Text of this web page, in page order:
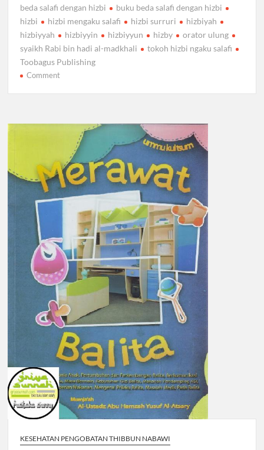
beda salafi dengan hizbi
buku beda salafi dengan hizbi
hizbi
hizbi mengaku salafi hizbi surruri
hizbiyah
hizbiyyah
hizbiyyin hizbiyyun hizby
orator ulung
syaikh Rabi bin hadi al-madkhali
tokoh hizbi ngaku salafi
Toobagus Publishing
Commenton
Al
Mishri,
Tokoh
Hizbi
Ngaku
Salafi
KESEHATAN PENGOBATAN THIBBUN NABAWI